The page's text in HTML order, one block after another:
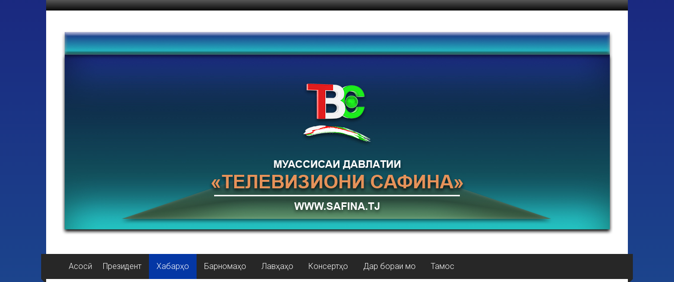
Асосӣ Президент Хабарҳо Барномаҳо Лавҳаҳо Консертҳо Дар бораи мо Тамос